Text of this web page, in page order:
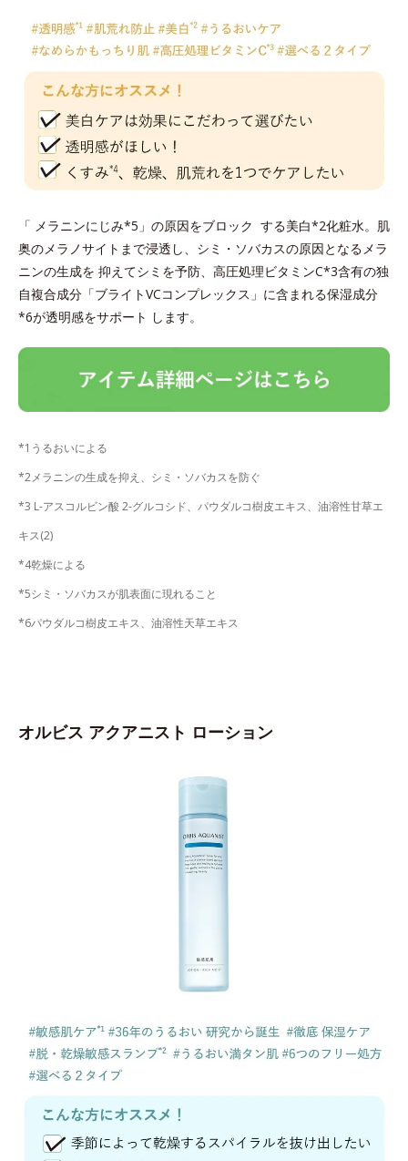
「 メラニンにじみ*5」の原因をブロック する美白*2化粧水。肌
奥のメラノサイトまで浸透し、シミ・ソバカスの原因となるメラ
ニンの生成を 抑えてシミを予防、高圧処理ビタミンC*3含有の独
自複合成分「ブライトVCコンプレックス」に含まれる保湿成分
*6が透明感をサポート します。
*1うるおいによる
*2メラニンの生成を抑え、シミ・ソバカスを防ぐ
*3 L-アスコルビン酸 2-グルコシド、パウダルコ樹皮エキス、油溶性甘草エ
キス(2)
*4乾燥による
*5シミ・ソバカスが肌表面に現れること
*6パウダルコ樹皮エキス、油溶性天草エキス
オルビス アクアニスト ローション